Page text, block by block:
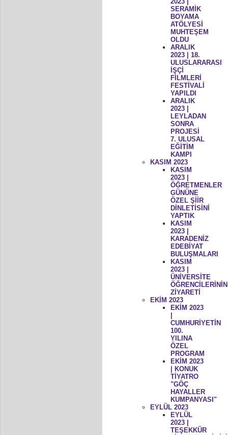
SERAMİK
BOYAMA
ATÖLYESİ
MUHTEŞEM
OLDU
ARALIK
2023 | 18.
ULUSLARARASI
İŞÇİ
FİLMLERİ
FESTİVALİ
YAPILDI
ARALIK
2023 |
LEYLADAN
SONRA
PROJESİ
7. ULUSAL
EĞİTİM
KAMPI
KASIM 2023
KASIM
2023 |
ÖĞRETMENLER
GÜNÜNE
ÖZEL ŞİİR
DİNLETİSİNİ
YAPTIK
KASIM
2023 |
KARADENİZ
EDEBİYAT
BULUŞMALARI
KASIM
2023 |
ÜNİVERSİTE
ÖĞRENCİLERİNİN
ZİYARETİ
EKİM 2023
EKİM 2023
CUMHURİYETİN
100.
YILINA
ÖZEL
PROGRAM
EKİM 2023
| KONUK
TİYATRO
"GÖÇ
HAYALLER
KUMPANYASI"
EYLÜL 2023
EYLÜL
2023 |
TEŞEKKÜR